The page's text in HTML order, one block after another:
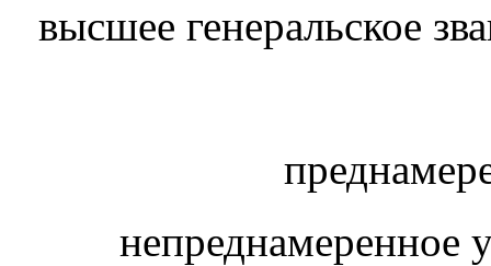
высшее генеральское
непреднамеренное